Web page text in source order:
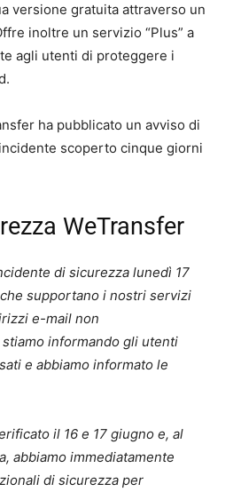
versione gratuita attraverso un
inoltre un servizio “Plus” a
agli utenti di proteggere i
ha pubblicato un avviso di
scoperto cinque giorni
WeTransfer
di sicurezza lunedì 17
supportano i nostri servizi
e-mail non
informando gli utenti
e abbiamo informato le
il 16 e 17 giugno e, al
abbiamo immediatamente
di sicurezza per